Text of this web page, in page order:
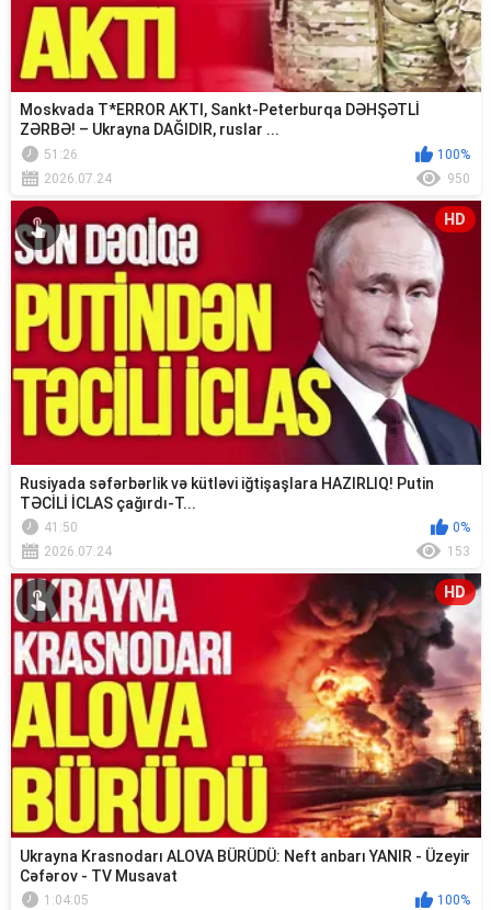
Moskvada T*ERROR AKTI, Sankt-Peterburqa DƏHŞƏTLİ
ZƏRBƏ! – Ukrayna DAĞIDIR, ruslar ...
51:26
100%
2026.07.24
950
HD
Rusiyada səfərbərlik və kütləvi iğtişaşlara HAZIRLIQ! Putin
TƏCİLİ İCLAS çağırdı-T...
41:50
0%
2026.07.24
153
HD
Ukrayna Krasnodarı ALOVA BÜRÜDÜ: Neft anbarı YANIR - Üzeyir
Cəfərov - TV Musavat
1:04:05
100%